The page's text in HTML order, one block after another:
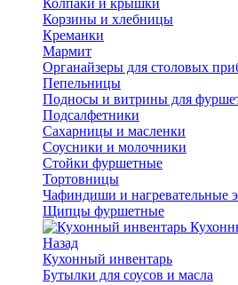
Колпаки и крышки
Корзины и хлебницы
Креманки
Мармит
Органайзеры для столовых
Пепельницы
Подносы и витрины для
Подсалфетники
Сахарницы и масленки
Соусники и молочники
Стойки фуршетные
Тортовницы
Чафиндиши и нагревательные
Щипцы фуршетные
Назад
Кухонный инвентарь
Бутылки для соусов и масла